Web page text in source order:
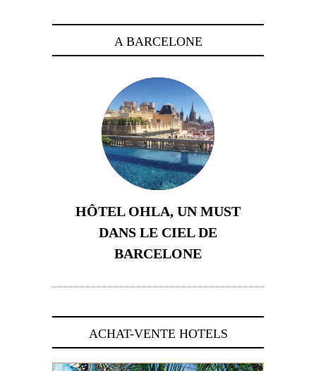
A BARCELONE
HÔTEL OHLA, UN MUST
DANS LE CIEL DE
BARCELONE
ACHAT-VENTE HOTELS